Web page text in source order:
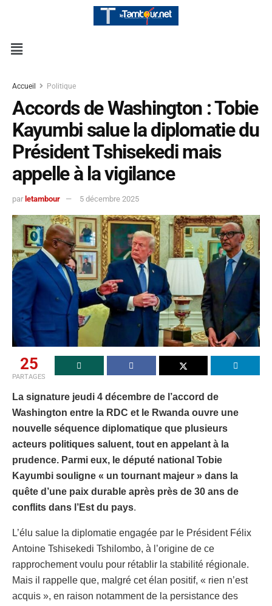
Accueil Politique
Accords de Washington : Tobie
Kayumbi salue la diplomatie du
Président Tshisekedi mais
appelle à la vigilance
par letambour 5 décembre 2025
25
PARTAGES
La signature jeudi 4 décembre de l’accord de
Washington entre la RDC et le Rwanda ouvre une
nouvelle séquence diplomatique que plusieurs
acteurs politiques saluent, tout en appelant à la
prudence. Parmi eux, le député national Tobie
Kayumbi souligne « un tournant majeur » dans la
quête d’une paix durable après près de 30 ans de
conflits dans l’Est du pays.
L’élu salue la diplomatie engagée par le Président Félix
Antoine Tshisekedi Tshilombo, à l’origine de ce
rapprochement voulu pour rétablir la stabilité régionale.
Mais il rappelle que, malgré cet élan positif, « rien n’est
acquis », en raison notamment de la persistance des